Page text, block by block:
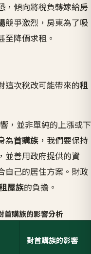
，傾向將稅負轉嫁給房
競爭激烈，房東為了吸
至降價求租。
這次稅改可能帶來的租
，並非單純的上漲或下
為首購族 ，我們要保持
並善用政府提供的資
自己的居住方案。財政
屋族的負擔。
首購族的影響分析
對首購族的影響